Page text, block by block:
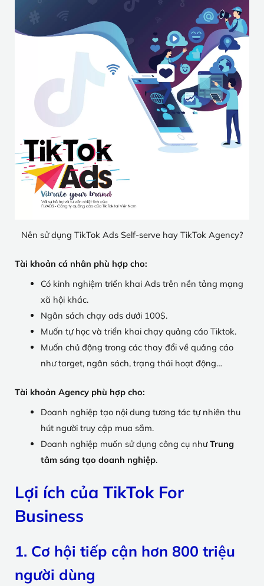
Nên sử dụng TikTok Ads Self-serve hay TikTok Agency?
Tài khoản cá nhân phù hợp cho:
Có kinh nghiệm triển khai Ads trên nền tảng mạng
xã hội khác.
Ngân sách chạy ads dưới 100$.
Muốn tự học và triển khai chạy quảng cáo Tiktok.
Muốn chủ động trong các thay đổi về quảng cáo
như target, ngân sách, trạng thái hoạt động…
Tài khoản Agency phù hợp cho:
Doanh nghiệp tạo nội dung tương tác tự nhiên thu
hút người truy cập mua sắm.
Doanh nghiệp muốn sử dụng công cụ nhưTrung
tâm sáng tạo doanh nghiệp.
Lợi ích của TikTok For
Business
1. Cơ hội tiếp cận hơn 800 triệu
người dùng